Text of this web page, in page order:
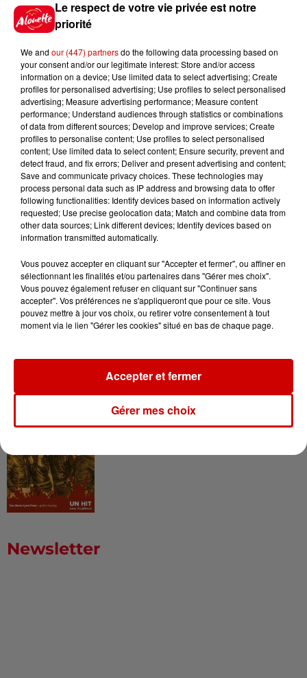
vous !
Podcasts Voir plus
Kelly Massol, figure
emblématique de
l'entrepreneuriat féminin
Canada et accueillir les bleus à
Boston,...
l’Amérique...
I Gotta Feeling : comment David
Newsletter
Le respect de votre vie privée est notre
priorité
We and our (447) partnersdo the following data processing based on
your consent and/or our legitimate interest: Store and/or access
information on a device; Use limited data to select advertising; Create
profiles for personalised advertising; Use profiles to select personalised
advertising; Measure advertising performance; Measure content
performance; Understand audiences through statistics or combinations
of data from different sources; Develop and improve services; Create
profiles to personalise content; Use profiles to select personalised
content; Use limited data to select content; Ensure security, prevent and
detect fraud, and fix errors; Deliver and present advertising and content;
Save and communicate privacy choices. These technologies may
process personal data such as IP address and browsing data to offer
following functionalities: Identify devices based on information actively
requested; Use precise geolocation data; Match and combine data from
other data sources; Link different devices; Identify devices based on
information transmitted automatically.
Vous pouvez accepter en cliquant sur "Accepter et fermer", ou affiner en
sélectionnant les finalités et/ou partenaires dans "Gérer mes choix".
Vous pouvez également refuser en cliquant sur "Continuer sans
accepter". Vos préférences ne s'appliqueront que pour ce site. Vous
pouvez mettre à jour vos choix, ou retirer votre consentement à tout
moment via le lien "Gérer les cookies" situé en bas de chaque page.
Gérer mes choix
Accepter et fermer